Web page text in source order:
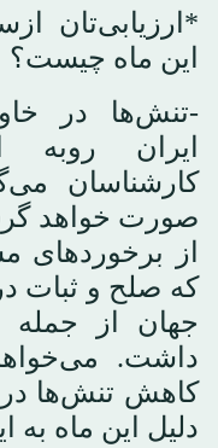
*ارزیابی‌تان
این ماه چیست؟
-تنش‌ها در
ایران
کارشناسان
صورت خواهد
از برخوردهای
که صلح و ثبات
جهان از جمله
داشت.
کاهش تنش‌ها در
دلیل این ماه به